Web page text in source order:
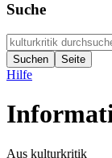
Suche
Hilfe
Aus kulturkritik